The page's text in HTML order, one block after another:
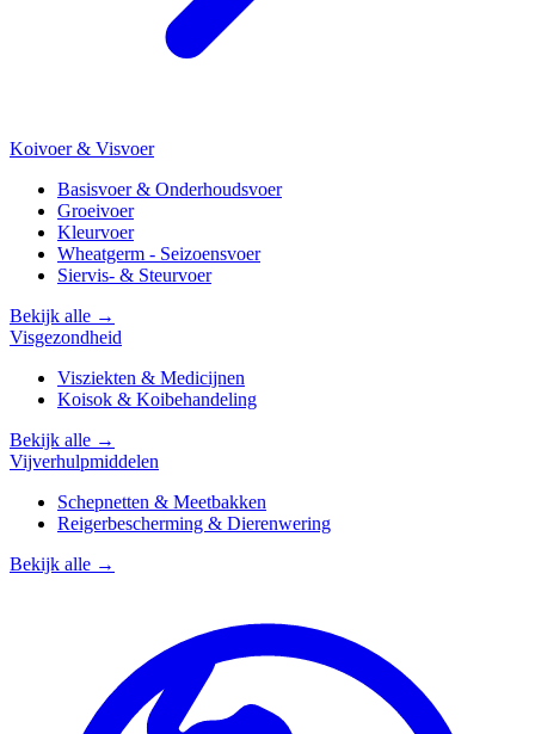
Koivoer & Visvoer
Basisvoer & Onderhoudsvoer
Groeivoer
Kleurvoer
Wheatgerm - Seizoensvoer
Siervis- & Steurvoer
Bekijk alle →
Visgezondheid
Visziekten & Medicijnen
Koisok & Koibehandeling
Bekijk alle →
Vijverhulpmiddelen
Schepnetten & Meetbakken
Reigerbescherming & Dierenwering
Bekijk alle →